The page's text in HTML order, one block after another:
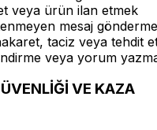
veya ürün ilan etmek
mesaj
taciz veya tehdit
veya yorum
VE KAZA